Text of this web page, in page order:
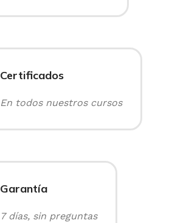
Certificados
En todos nuestros cursos
Garantía
7 días, sin preguntas